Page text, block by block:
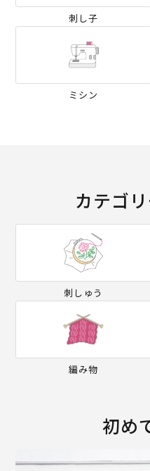
刺し子
ミシン
カテゴ
刺しゅう
編み物
初め